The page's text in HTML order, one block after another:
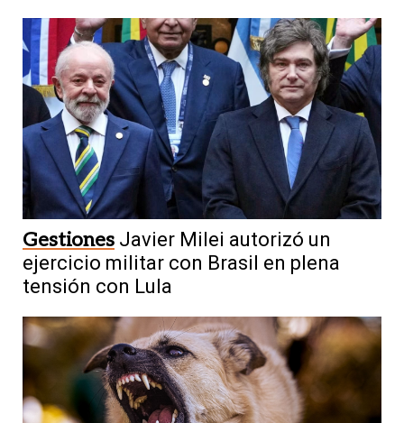
Gestiones Javier Milei autorizó un
ejercicio militar con Brasil en plena
tensión con Lula